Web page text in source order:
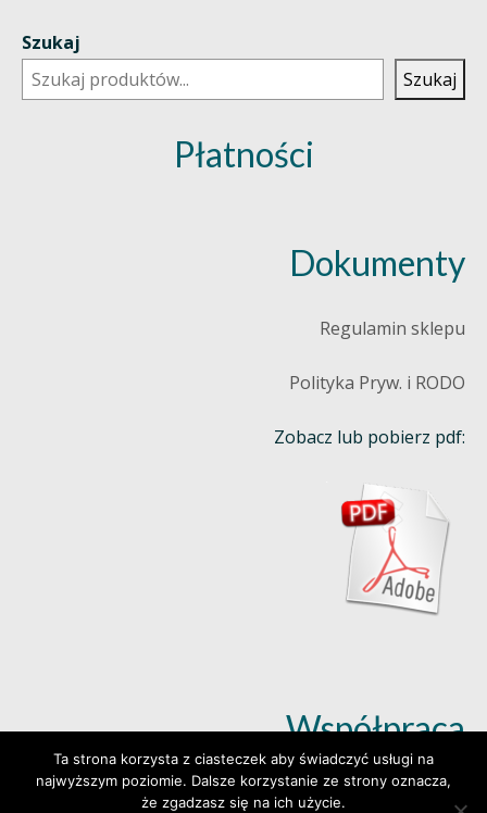
Szukaj
Szukaj
Płatności
Dokumenty
Regulamin sklepu
Polityka Pryw. i RODO
Zobacz lub pobierz pdf:
Współpraca
Dowiedz się więcej (klik)
Ta strona korzysta z ciasteczek aby świadczyć usługi na
najwyższym poziomie. Dalsze korzystanie ze strony oznacza,
że zgadzasz się na ich użycie.